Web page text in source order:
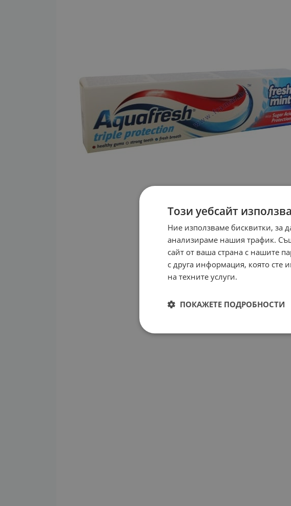
Този уебсайт
Ние използваме бисквитки, за
анализираме нашия трафик.
сайт от ваша страна с нашите
с друга информация, която сте
на техните услуги.
ПОКАЖЕТЕ ПОДРОБНОСТИ